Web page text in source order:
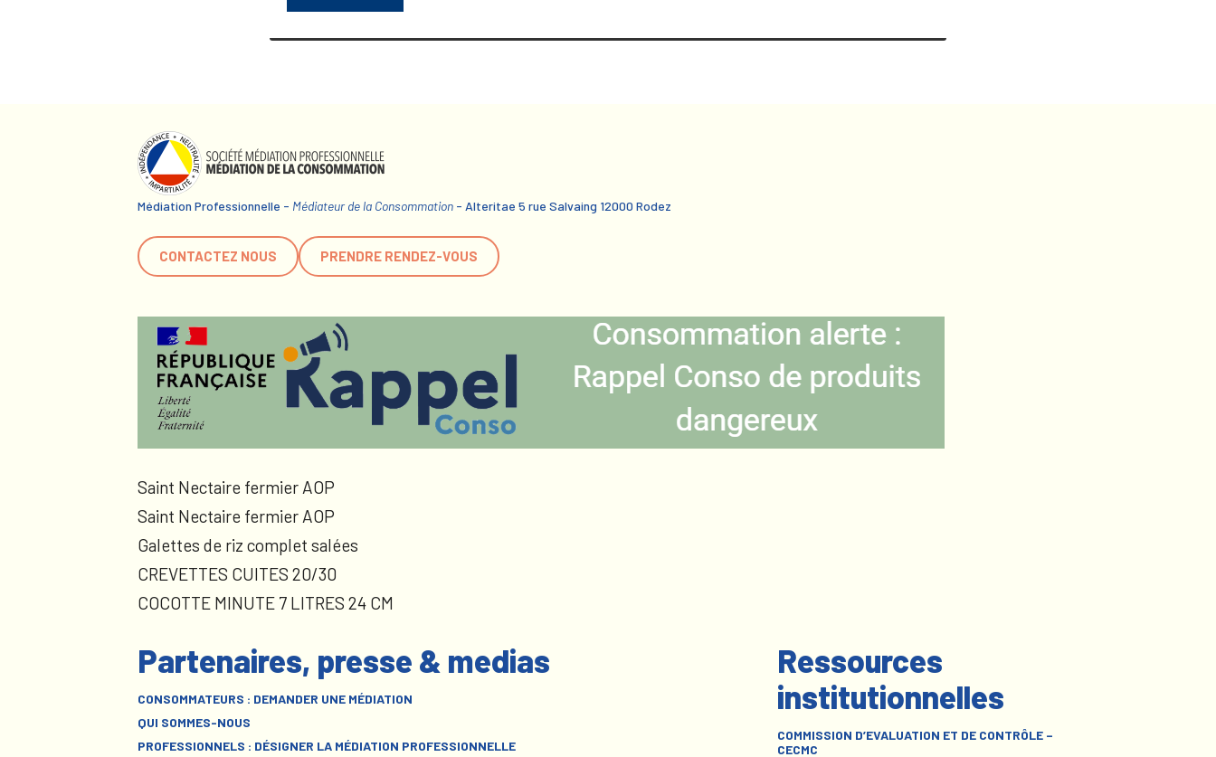
Médiation Professionnelle - Médiateur de la Consommation - Alteritae 5 rue Salvaing 12000 Rodez
CONTACTEZ NOUS PRENDRE RENDEZ-VOUS
Saint Nectaire fermier AOP
Saint Nectaire fermier AOP
Galettes de riz complet salées
CREVETTES CUITES 20/30
COCOTTE MINUTE 7 LITRES 24 CM
Partenaires, presse & medias
CONSOMMATEURS : DEMANDER UNE MÉDIATION
QUI SOMMES-NOUS
PROFESSIONNELS : DÉSIGNER LA MÉDIATION PROFESSIONNELLE
Ressources
institutionnelles
COMMISSION D’EVALUATION ET DE CONTRÔLE –
CECMC